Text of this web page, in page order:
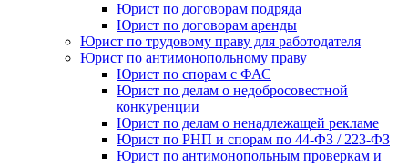
Юрист по договорам подряда
Юрист по договорам аренды
Юрист по трудовому праву для работодателя
Юрист по антимонопольному праву
Юрист по спорам с ФАС
Юрист по делам о недобросовестной
конкуренции
Юрист по делам о ненадлежащей рекламе
Юрист по РНП и спорам по 44-ФЗ / 223-ФЗ
Юрист по антимонопольным проверкам и